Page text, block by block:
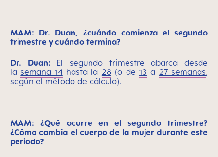
MAM: Dr. Duan, ¿cuándo comienza el segundo
trimestre y cuándo termina?
Dr. Duan: El segundo trimestre abarca desde
la semana 14hasta la 28(o de 13 a 27 semanas,
según el método de cálculo).
MAM: ¿Qué ocurre en el segundo trimestre?
¿Cómo cambia el cuerpo de la mujer durante este
periodo?